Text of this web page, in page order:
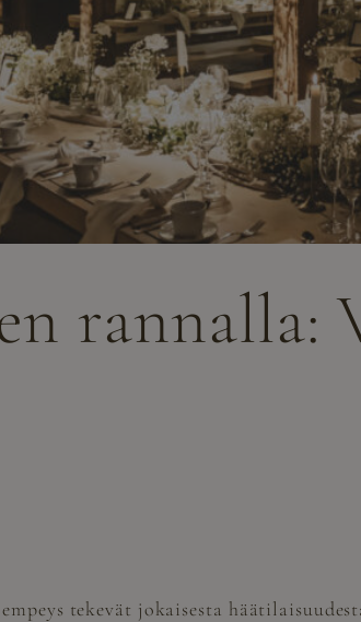
rannalla:
tekevät jokaisesta